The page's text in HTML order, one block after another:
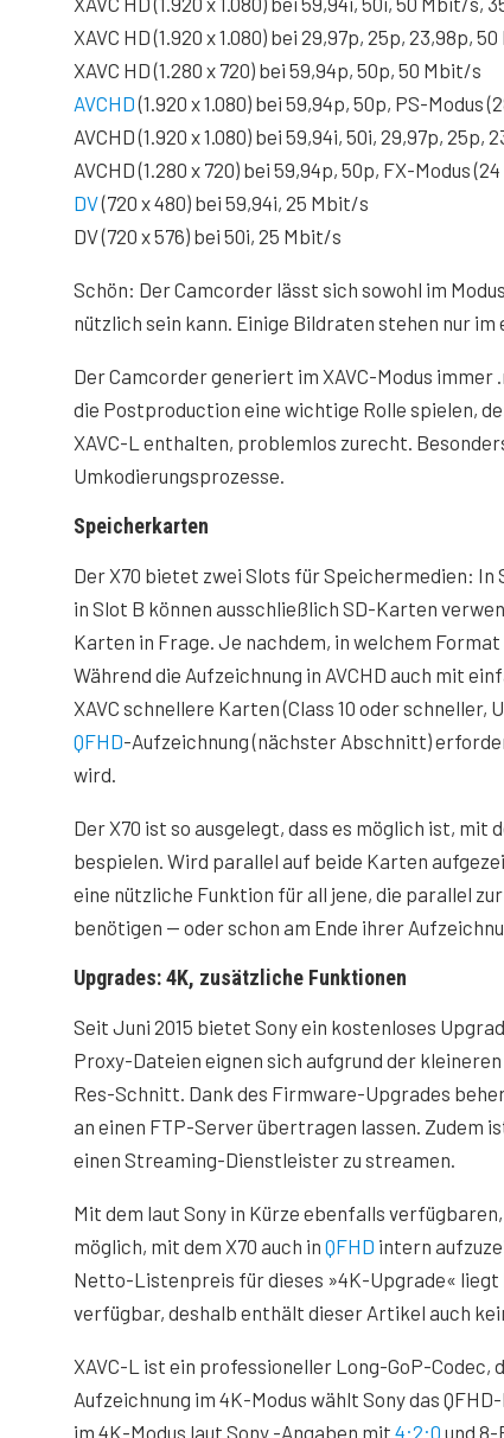
XAVC HD (1.920 x 1.080) bei 29,97p, 25p, 23,98p,
XAVC HD (1.280 x 720) bei 59,94p, 50p, 50 Mbit/s
AVCHD(1.920 x 1.080) bei 59,94p, 50p, PS-Modus
AVCHD (1.920 x 1.080) bei 59,94i, 50i, 29,97p,
AVCHD (1.280 x 720) bei 59,94p, 50p, FX-Modus
DV(720 x 480) bei 59,94i, 25 Mbit/s
DV (720 x 576) bei 50i, 25 Mbit/s
Schön: Der Camcorder lässt sich sowohl im
nützlich sein kann. Einige Bildraten stehen nur
Der Camcorder generiert im XAVC-Modus
die Postproduction eine wichtige Rolle spielen,
XAVC-L enthalten, problemlos zurecht.
Umkodierungsprozesse.
Speicherkarten
Der X70 bietet zwei Slots für Speichermedien: In
in Slot B können ausschließlich SD-Karten
Karten in Frage. Je nachdem, in welchem
Während die Aufzeichnung in AVCHD auch mit
XAVC schnellere Karten (Class 10 oder
QFHD-Aufzeichnung (nächster Abschnitt)
wird.
Der X70 ist so ausgelegt, dass es möglich ist,
bespielen. Wird parallel auf beide Karten
eine nützliche Funktion für all jene, die parallel
benötigen — oder schon am Ende ihrer
Upgrades: 4K, zusätzliche Funktionen
Seit Juni 2015 bietet Sony ein kostenloses
Proxy-Dateien eignen sich aufgrund der
Res-Schnitt. Dank des Firmware-Upgrades
an einen FTP-Server übertragen lassen. Zudem
einen Streaming-Dienstleister zu streamen.
Mit dem laut Sony in Kürze ebenfalls
möglich, mit dem X70 auch in QFHD intern
Netto-Listenpreis für dieses »4K-Upgrade« liegt
verfügbar, deshalb enthält dieser Artikel auch
XAVC-L ist ein professioneller Long-GoP-Codec,
Aufzeichnung im 4K-Modus wählt Sony das
im 4K-Modus laut Sony -Angaben mit 4:2:0 und